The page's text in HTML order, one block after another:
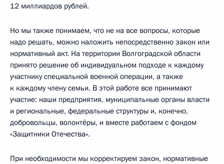
12 миллиардов рублей.
Но мы также понимаем, что не на все вопросы, которые
надо решать, можно наложить непосредственно закон или
нормативный акт. На территории Волгоградской области
принято решение об индивидуальном подходе к каждому
участнику специальной военной операции, а также
к каждому члену семьи. В этой работе все принимают
участие: наши предприятия, муниципальные органы власти
и региональные, федеральные структуры и, конечно,
добровольцы, волонтёры, и вместе работаем с фондом
«Защитники Отечества».
При необходимости мы корректируем закон, нормативные